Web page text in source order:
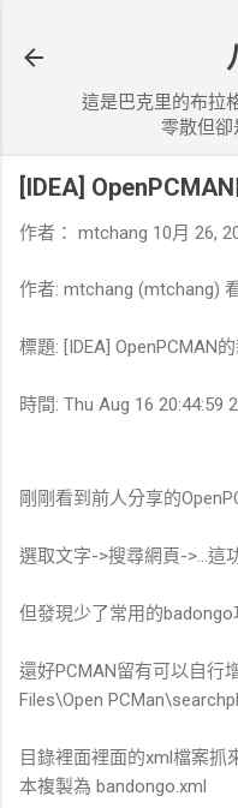
這是巴克里的布拉
零散但卻
[IDEA]
作者： mtchang 10月 26,
作者: mtchang (mtchang)
標題: [IDEA] OpenPCMAN
時間: Thu Aug 16 20:44:59
剛剛看到前人分享的
選取文字->搜尋網頁->...這功
但發現少了常用的badongo
還好PCMAN留有可以自行
Files\Open
目錄裡面裡面的xml檔案抓
本複製為 bandongo.xml